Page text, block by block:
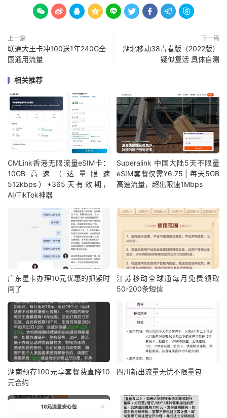
        
上一篇
联通大王卡冲100送1年240G全
国通用流量
下一篇
湖北移动38青春版（2022版）
疑似复活 具体自测
相关推荐
CMLink香港无限流量eSIM卡：
10GB高速（达量限速
512kbps）+365天有效期，
AI/TikTok神器
Superalink 中国大陆5天不限量
eSIM套餐仅需¥6.75 | 每天5GB
高速流量，超出限速1Mbps
广东星卡办理10元优惠的抓紧时
间了
江苏移动全球通每月免费领取
50-200条短信
湖南预存100元享套餐费直降10
元合约
四川新出流量无忧不限量包